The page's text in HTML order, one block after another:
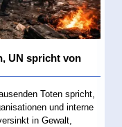
UN spricht von
Toten spricht,
und interne
in Gewalt,